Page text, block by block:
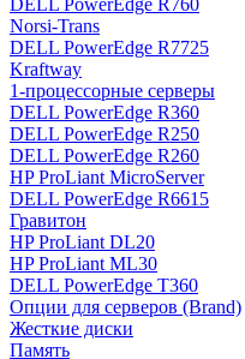
DELL PowerEdge R760
Norsi-Trans
DELL PowerEdge R7725
Kraftway
1-процессорные серверы
DELL PowerEdge R360
DELL PowerEdge R250
DELL PowerEdge R260
HP ProLiant MicroServer
DELL PowerEdge R6615
Гравитон
HP ProLiant DL20
HP ProLiant ML30
DELL PowerEdge T360
Опции для серверов (Brand)
Жесткие диски
Память